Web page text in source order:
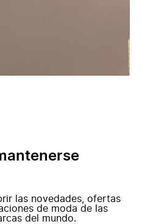
las novedades, ofertas
de moda de las
del mundo.